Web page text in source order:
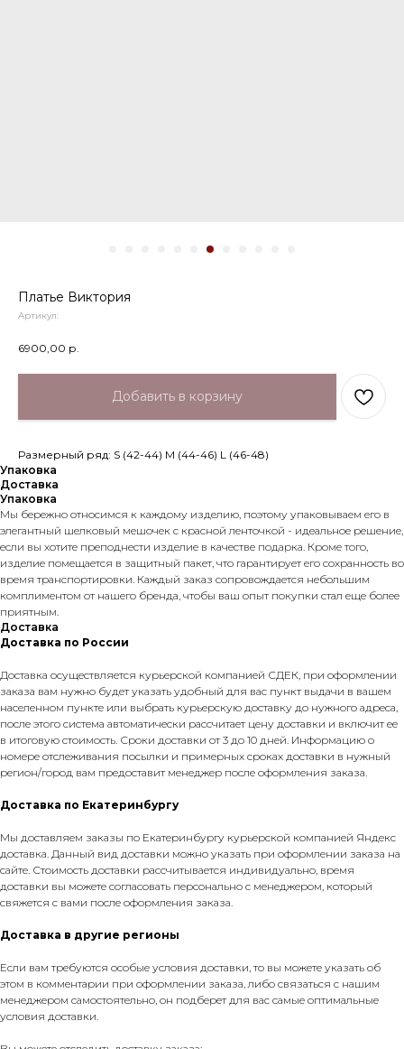
Платье Виктория
Артикул:
6900,00 р.
Добавить в корзину
Размерный ряд: S (42-44) М (44-46) L (46-48)
Упаковка
Доставка
Упаковка
Мы бережно относимся к каждому изделию, поэтому упаковываем его в
элегантный шелковый мешочек с красной ленточкой - идеальное решение,
если вы хотите преподнести изделие в качестве подарка. Кроме того,
изделие помещается в защитный пакет, что гарантирует его сохранность во
время транспортировки. Каждый заказ сопровождается небольшим
комплиментом от нашего бренда, чтобы ваш опыт покупки стал еще более
приятным.
Доставка
Доставка по России
Доставка осуществляется курьерской компанией СДЕК, при оформлении
заказа вам нужно будет указать удобный для вас пункт выдачи в вашем
населенном пункте или выбрать курьерскую доставку до нужного адреса,
после этого система автоматически рассчитает цену доставки и включит ее
в итоговую стоимость. Сроки доставки от 3 до 10 дней. Информацию о
номере отслеживания посылки и примерных сроках доставки в нужный
регион/город вам предоставит менеджер после оформления заказа.
Доставка по Екатеринбургу
Мы доставляем заказы по Екатеринбургу курьерской компанией Яндекс
доставка. Данный вид доставки можно указать при оформлении заказа на
сайте. Стоимость доставки рассчитывается индивидуально, время
доставки вы можете согласовать персонально с менеджером, который
свяжется с вами после оформления заказа.
Доставка в другие регионы
Если вам требуются особые условия доставки, то вы можете указать об
этом в комментарии при оформлении заказа, либо связаться с нашим
менеджером самостоятельно, он подберет для вас самые оптимальные
условия доставки.